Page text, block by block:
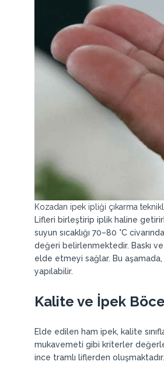
Kozadan ipek ipliği çıkarma
Lifleri birleştirip iplik haline
suyun sıcaklığı 70–80 °C
değeri belirlenmektedir. Baskı
elde etmeyi sağlar. Bu
yapılabilir.
Kalite ve İpek
Elde edilen ham ipek, kalite
mukavemeti gibi kriterler
ince tramlı liflerden